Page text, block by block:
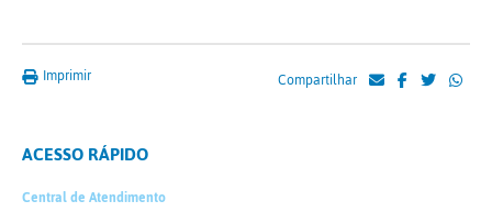
Imprimir Compartilhar
ACESSO RÁPIDO
Central de Atendimento